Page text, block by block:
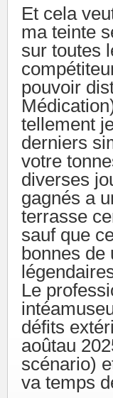
Et cela
ma teinte
sur toutes
pouvoir
tellement
derniers
votre
diverses
gagnés a
terrasse
sauf que
bonnes de
Le
défits
aoûtau
scénario)
va temps